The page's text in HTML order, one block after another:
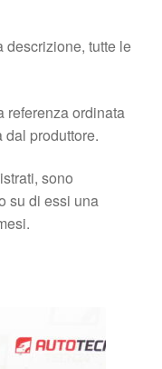
descrizione, tutte le
referenza ordinata
produttore.
sono
su di essi una